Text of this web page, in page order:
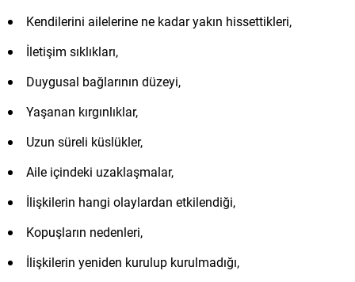
Kendilerini ailelerine ne kadar yakın hissettikleri,
İletişim sıklıkları,
Duygusal bağlarının düzeyi,
Yaşanan kırgınlıklar,
Uzun süreli küslükler,
Aile içindeki uzaklaşmalar,
İlişkilerin hangi olaylardan etkilendiği,
Kopuşların nedenleri,
İlişkilerin yeniden kurulup kurulmadığı,